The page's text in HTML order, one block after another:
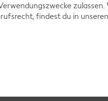
findest du in unseren